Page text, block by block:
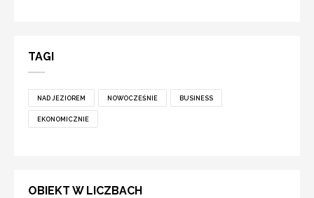
TAGI
NAD JEZIOREM NOWOCZEŚNIE BUSINESS
EKONOMICZNIE
OBIEKT W LICZBACH